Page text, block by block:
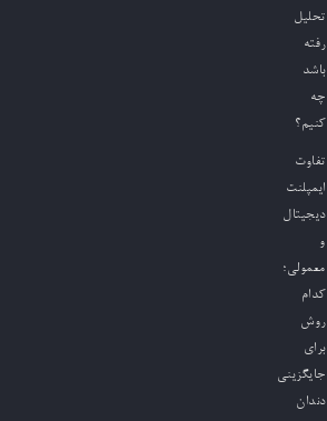
تحلیل
رفته
باشد
چه
کنیم؟
تفاوت
ایمپلنت
دیجیتال
و
معمولی؛
کدام
روش
برای
جایگزینی
دندان